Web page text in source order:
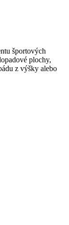
športových
plochy,
z výšky alebo